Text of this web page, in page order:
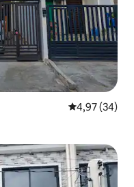
Évaluation
4,97 (34)